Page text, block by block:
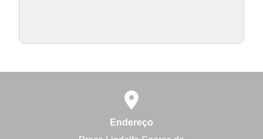
Endereço